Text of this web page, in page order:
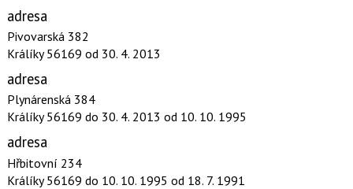
adresa
Pivovarská 382
Králíky 56169 od 30. 4. 2013
adresa
Plynárenská 384
Králíky 56169 do 30. 4. 2013 od 10. 10. 1995
adresa
Hřbitovní 234
Králíky 56169 do 10. 10. 1995 od 18. 7. 1991